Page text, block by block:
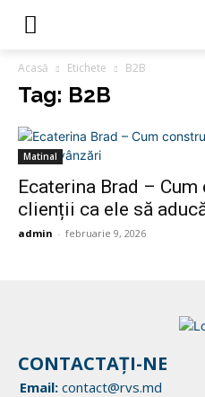
Acasă Etichete B2B
Tag: B2B
Matinal
Ecaterina Brad –
clienții ca ele să
admin - februarie 9, 2026
CONTACTAȚI-NE
Email: contact@rvs.md